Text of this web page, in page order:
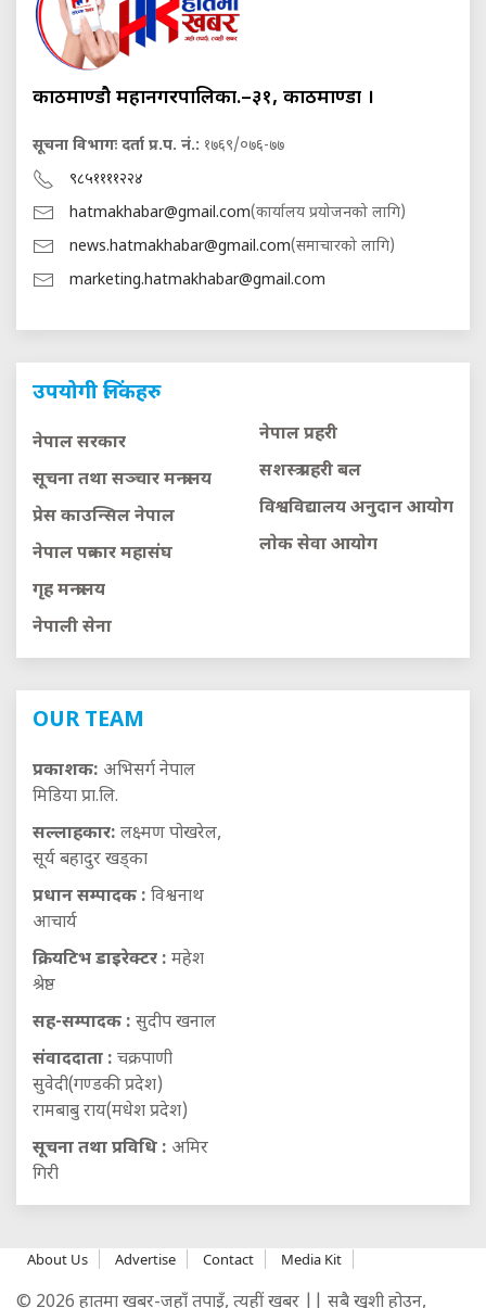
काठमाण्डौ महानगरपालिका.–३१, काठमाण्डौं ।
सूचना विभागः दर्ता प्र.प. नं.: १७६९/०७६-७७
९८५११११२२४
hatmakhabar@gmail.com(कार्यालय प्रयोजनको लागि)
news.hatmakhabar@gmail.com(समाचारको लागि)
marketing.hatmakhabar@gmail.com
उपयोगी लिंकहरु
नेपाल सरकार
सूचना तथा सञ्चार मन्त्रालय
प्रेस काउन्सिल नेपाल
नेपाल पत्रकार महासंघ
गृह मन्त्रालय
नेपाली सेना
नेपाल प्रहरी
सशस्त्र प्रहरी बल
विश्वविद्यालय अनुदान आयाेग
लाेक सेवा आयाेग
OUR TEAM
प्रकाशक: अभिसर्ग नेपाल
मिडिया प्रा.लि.
सल्लाहकार: लक्ष्मण पोखरेल,
सूर्य बहादुर खड्का
प्रधान सम्पादक : विश्वनाथ
आचार्य
क्रियटिभ डाइरेक्टर : महेश
श्रेष्ठ
सह-सम्पादक : सुदीप खनाल
संवाददाता : चक्रपाणी
सुवेदी(गण्डकी प्रदेश)
रामबाबु राय(मधेश प्रदेश)
सूचना तथा प्रविधि : अमिर
गिरी
About Us Advertise Contact Media Kit
© 2026 हातमा खबर-जहाँ तपाइँ, त्यहीं खबर || सबै खुशी होउन,